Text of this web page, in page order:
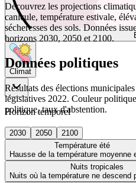
Climat
Horizon temporel
2030 2050
2100
Température été
Hausse de la température moyenne
Nuits tropicales
Nuits où la température ne descend
Découvrez les projections
canicule, température estivale,
sécheresses des sols. Données
horizons 2030, 2050 et 2100.
Données politiques
Résultats des élections
législatives 2022. Couleur
politique, taux d'abstention.